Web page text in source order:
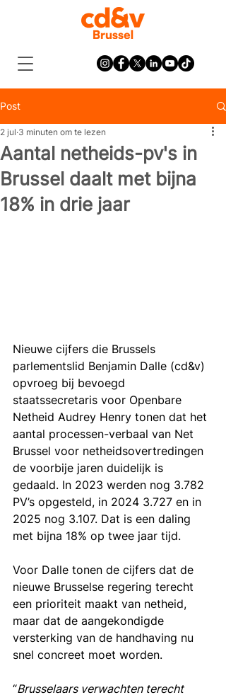
Post
Aantal netheids-pv's in
Brussel daalt met bijna
18% in drie jaar
2 jul 3 minuten om te lezen
Nieuwe cijfers die Brussels
parlementslid Benjamin Dalle (cd&v)
opvroeg bij bevoegd
staatssecretaris voor Openbare
Netheid Audrey Henry tonen dat het
aantal processen-verbaal van Net
Brussel voor netheidsovertredingen
de voorbije jaren duidelijk is
gedaald. In 2023 werden nog 3.782
PV’s opgesteld, in 2024 3.727 en in
2025 nog 3.107. Dat is een daling
met bijna 18% op twee jaar tijd.
Voor Dalle tonen de cijfers dat de
nieuwe Brusselse regering terecht
een prioriteit maakt van netheid,
maar dat de aangekondigde
versterking van de handhaving nu
snel concreet moet worden.
“Brusselaars verwachten terecht